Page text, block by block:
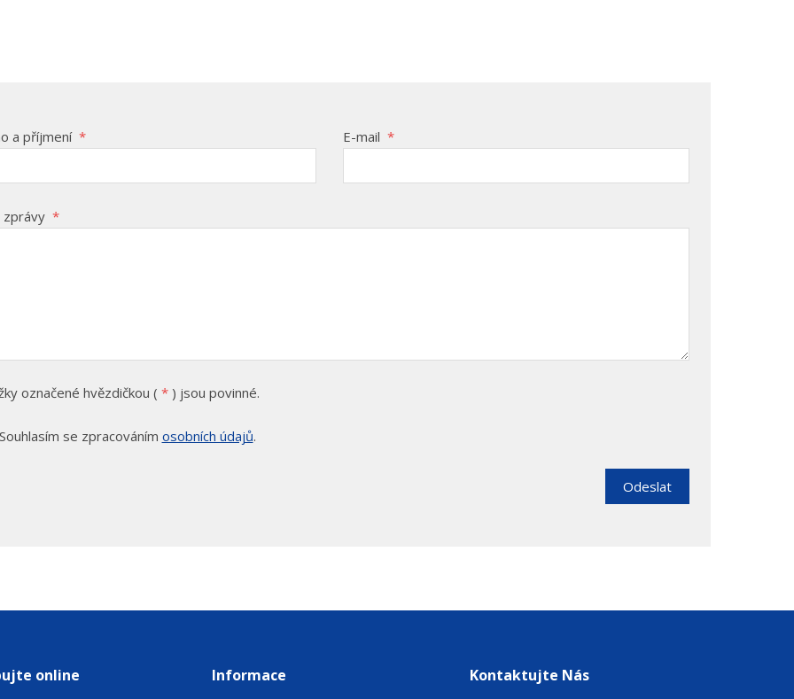
a příjmení * E-mail *
*
označené hvězdičkou ( * ) jsou povinné.
Souhlasím se zpracováním osobních údajů.
Odeslat
online Informace Kontaktujte Nás